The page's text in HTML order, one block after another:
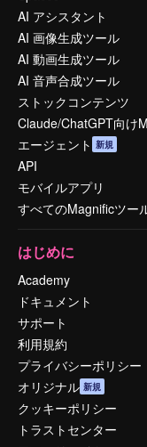
AI アシスタント
AI 画像生成ツール
AI 動画生成ツール
AI 音声合成ツール
ストックコンテンツ
Claude/ChatGPT向け
エージェント 新規
API
モバイルアプリ
すべてのMagnificツー
はじめに
Academy
ドキュメント
サポート
利用規約
プライバシーポリシー
オリジナル 新規
クッキーポリシー
トラストセンター